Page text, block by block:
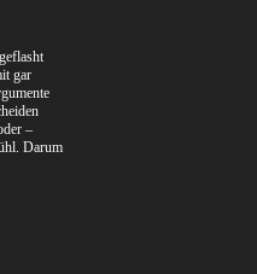
gar
–
Darum